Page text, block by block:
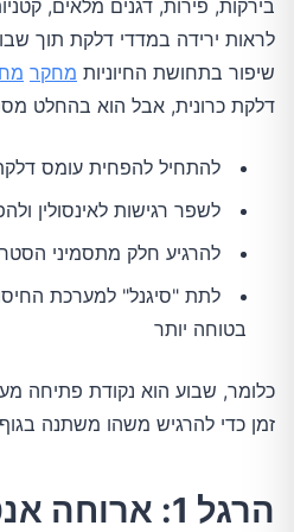
בירקות, פירות, דגנים מלאים,
לראות ירידה במדדי דלקת תוך
שיפור בתחושת החיוניות מחקר
דלקת כרונית, אבל הוא בהחלט
להתחיל להפחית עומס
לשפר רגישות לאינסולין
להרגיע חלק מתסמיני
לתת "סיגנל" למערכת
בטוחה יותר
כלומר, שבוע הוא נקודת פתיחה
זמן כדי להרגיש משהו משתנה
הרגל 1: